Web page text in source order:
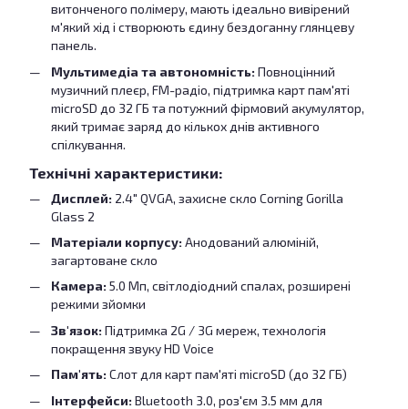
витонченого полімеру, мають ідеально вивірений
м'який хід і створюють єдину бездоганну глянцеву
панель.
Мультимедіа та автономність: Повноцінний
музичний плеєр, FM-радіо, підтримка карт пам'яті
microSD до 32 ГБ та потужний фірмовий акумулятор,
який тримає заряд до кількох днів активного
спілкування.
Технічні характеристики:
Дисплей: 2.4" QVGA, захисне скло Corning Gorilla
Glass 2
Матеріали корпусу: Анодований алюміній,
загартоване скло
Камера: 5.0 Мп, світлодіодний спалах, розширені
режими зйомки
Зв'язок: Підтримка 2G / 3G мереж, технологія
покращення звуку HD Voice
Пам'ять: Слот для карт пам'яті microSD (до 32 ГБ)
Інтерфейси: Bluetooth 3.0, роз'єм 3.5 мм для